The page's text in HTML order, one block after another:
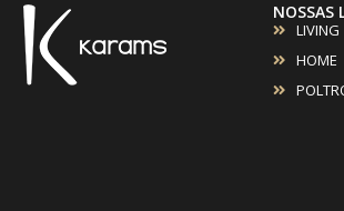
NOSSAS
LIVING
HOME